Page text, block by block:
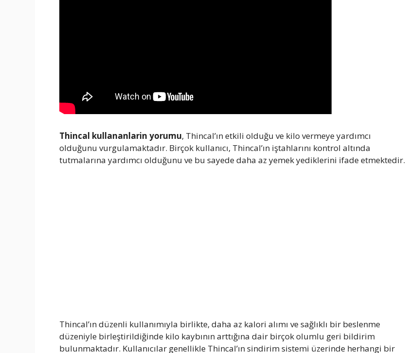
Thincal kullananlarin yorumu, Thincal’ın etkili olduğu ve kilo vermeye yardımcı
olduğunu vurgulamaktadır. Birçok kullanıcı, Thincal’ın iştahlarını kontrol altında
tutmalarına yardımcı olduğunu ve bu sayede daha az yemek yediklerini ifade etmektedir.
Thincal’ın düzenli kullanımıyla birlikte, daha az kalori alımı ve sağlıklı bir beslenme
düzeniyle birleştirildiğinde kilo kaybının arttığına dair birçok olumlu geri bildirim
bulunmaktadır. Kullanıcılar genellikle Thincal’ın sindirim sistemi üzerinde herhangi bir